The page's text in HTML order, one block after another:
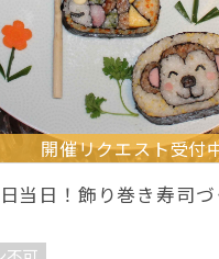
開催リクエスト受付
当日！飾り巻き寿司